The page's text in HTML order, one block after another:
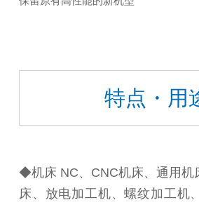
特点・用
◆机床 NC、CNC机床、通用机
床、放电加工机、螺纹加工机